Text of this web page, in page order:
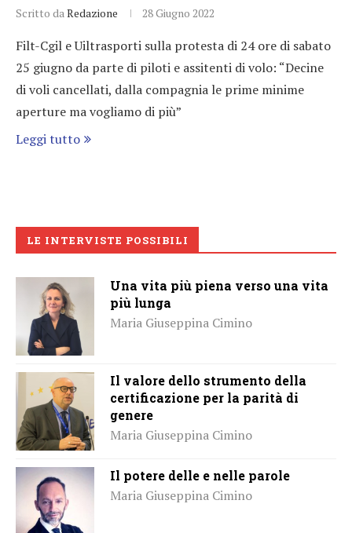
Scritto da Redazione 28 Giugno 2022
Filt-Cgil e Uiltrasporti sulla protesta di 24 ore di sabato
25 giugno da parte di piloti e assitenti di volo: “Decine
di voli cancellati, dalla compagnia le prime minime
aperture ma vogliamo di più”
Leggi tutto
LE INTERVISTE POSSIBILI
Una vita più piena verso una vita
più lunga
Maria Giuseppina Cimino
Il valore dello strumento della
certificazione per la parità di
genere
Maria Giuseppina Cimino
Il potere delle e nelle parole
Maria Giuseppina Cimino